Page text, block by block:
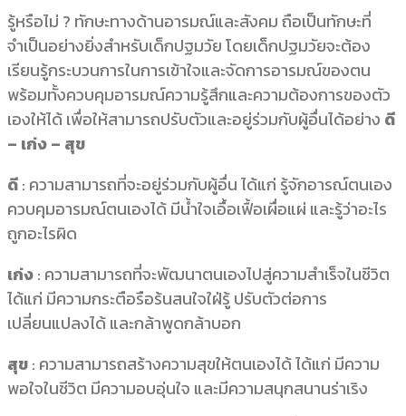
รู้หรือไม่ ? ทักษะทางด้านอารมณ์และสังคม ถือเป็นทักษะที่
จำเป็นอย่างยิ่งสำหรับเด็กปฐมวัย โดยเด็กปฐมวัยจะต้อง
เรียนรู้กระบวนการในการเข้าใจและจัดการอารมณ์ของตน
พร้อมทั้งควบคุมอารมณ์ความรู้สึกและความต้องการของตัว
เองให้ได้ เพื่อให้สามารถปรับตัวและอยู่ร่วมกับผู้อื่นได้อย่าง ดี
– เก่ง – สุข
ดี: ความสามารถที่จะอยู่ร่วมกับผู้อื่น ได้แก่ รู้จักอารณ์ตนเอง
ควบคุมอารมณ์ตนเองได้ มีน้ำใจเอื้อเฟื้อเผื่อแผ่ และรู้ว่าอะไร
ถูกอะไรผิด
เก่ง: ความสามารถที่จะพัฒนาตนเองไปสู่ความสำเร็จในชีวิต
ได้แก่ มีความกระตือรือร้นสนใจใฝ่รู้ ปรับตัวต่อการ
เปลี่ยนแปลงได้ และกล้าพูดกล้าบอก
สุข: ความสามารถสร้างความสุขให้ตนเองได้ ได้แก่ มีความ
พอใจในชีวิต มีความอบอุ่นใจ และมีความสนุกสนานร่าเริง